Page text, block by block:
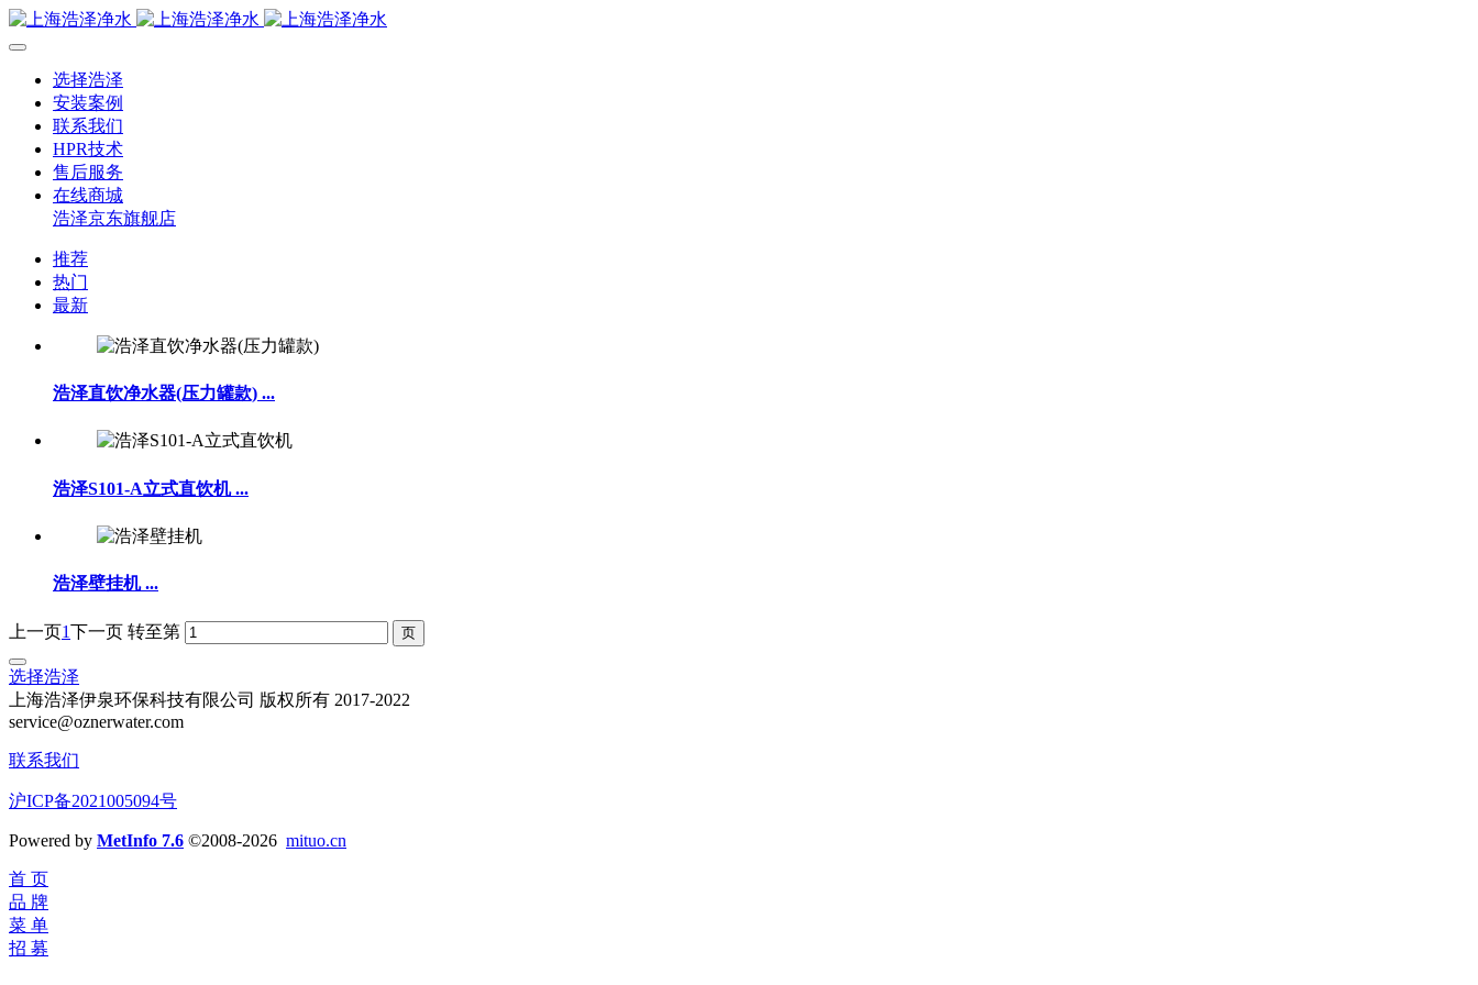
选择浩泽
安装案例
联系我们
HPR技术
售后服务
在线商城
浩泽京东旗舰店
推荐
热门
最新
浩泽直饮净水器(压力罐款) ...
浩泽S101-A立式直饮机...
浩泽壁挂机...
上一页1下一页 转至第
选择浩泽
上海浩泽伊泉环保科技有限公司 版权所有 2017-2022
service@oznerwater.com
联系我们
沪ICP备2021005094号
Powered by MetInfo 7.6 ©2008-2026 mituo.cn
首 页
品 牌
菜 单
招 募